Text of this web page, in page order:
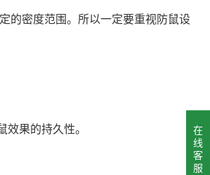
的密度范围。所以一定要重视防鼠设
果的持久性。
在
线
客
服